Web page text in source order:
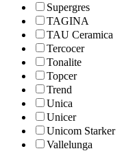
Supergres
TAGINA
TAU Ceramica
Tercocer
Tonalite
Topcer
Trend
Unica
Unicer
Unicom Starker
Vallelunga